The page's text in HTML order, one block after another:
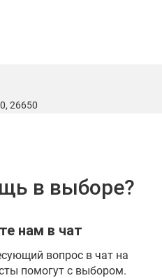
26650
в выборе?
нам в чат
вопрос в чат на
помогут с выбором.